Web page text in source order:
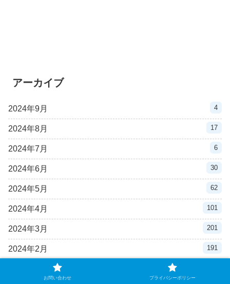
アーカイブ
2024年9月 4
2024年8月 17
2024年7月 6
2024年6月 30
2024年5月 62
2024年4月 101
2024年3月 201
2024年2月 191
お問い合わせ プライバシーポリシー